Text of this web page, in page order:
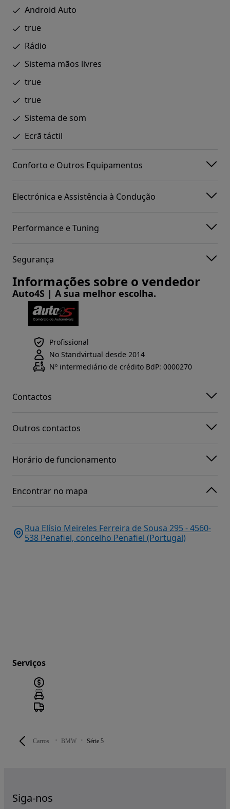
Carros BMW Série 5
Android Auto
true
Rádio
Sistema mãos livres
true
true
Sistema de som
Ecrã táctil
Conforto e Outros Equipamentos
Electrónica e Assistência à Condução
Performance e Tuning
Segurança
Informações sobre o vendedor
Auto4S | A sua melhor escolha.
Profissional
No Standvirtual desde 2014
Nº intermediário de crédito BdP: 0000270
Contactos
Outros contactos
Horário de funcionamento
Encontrar no mapa
Rua Elísio Meireles Ferreira de Sousa 295 - 4560-
538 Penafiel, concelho Penafiel (Portugal)
Serviços
Siga-nos